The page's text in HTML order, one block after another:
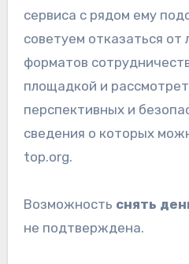
сервиса с рядом ему
советуем отказаться
форматов
площадкой и
перспективных и
сведения о которых
top.org.
Возможность снять
не подтверждена.